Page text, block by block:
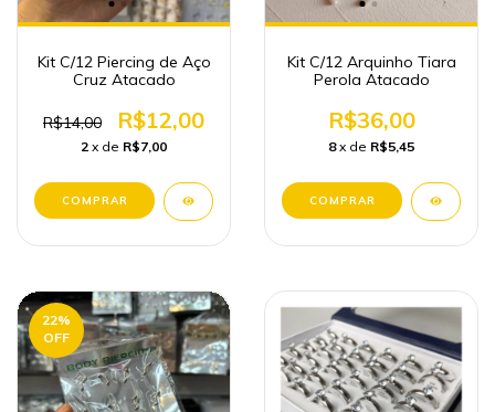
Kit C/12 Piercing de Aço
Cruz Atacado
R$14,00 R$12,00
2 x de R$7,00
Kit C/12 Arquinho Tiara
Perola Atacado
R$36,00
8 x de R$5,45
22%
OFF